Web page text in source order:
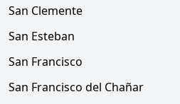
San Clemente
San Esteban
San Francisco
San Francisco del Chañar